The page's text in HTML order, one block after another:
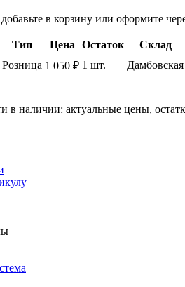
в корзину или оформите
Тип Цена Остаток
Склад
Розница 1 050 ₽ 1 шт. Дамбовская
в наличии: актуальные цены,